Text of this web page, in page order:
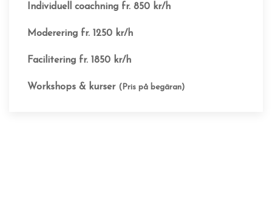
Individuell coachning fr. 850 kr/h
Moderering fr. 1250 kr/h
Facilitering fr. 1850 kr/h
Workshops & kurser (Pris på begäran)